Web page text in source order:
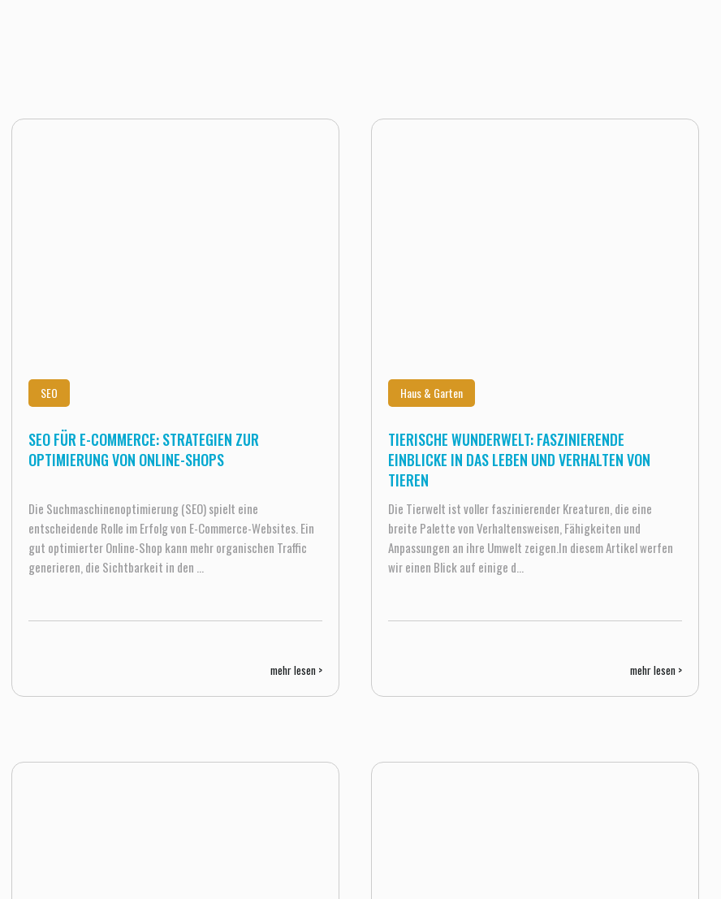
SEO
SEO FÜR E-COMMERCE: STRATEGIEN ZUR
OPTIMIERUNG VON ONLINE-SHOPS
Die Suchmaschinenoptimierung (SEO) spielt eine
entscheidende Rolle im Erfolg von E-Commerce-Websites. Ein
gut optimierter Online-Shop kann mehr organischen Traffic
generieren, die Sichtbarkeit in den ...
mehr lesen >
Haus & Garten
TIERISCHE WUNDERWELT: FASZINIERENDE
EINBLICKE IN DAS LEBEN UND VERHALTEN VON
TIEREN
Die Tierwelt ist voller faszinierender Kreaturen, die eine
breite Palette von Verhaltensweisen, Fähigkeiten und
Anpassungen an ihre Umwelt zeigen.In diesem Artikel werfen
wir einen Blick auf einige d...
mehr lesen >